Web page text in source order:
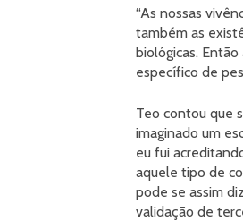
“As nossas
também as
biológicas.
específico de
Teo contou que
imaginado um
eu fui
aquele tipo de
pode se assim
validação de